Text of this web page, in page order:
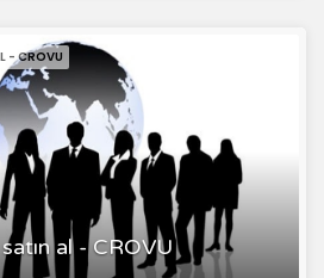
al - CROVU
- CROVU